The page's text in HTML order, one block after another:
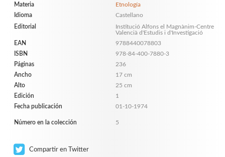
Materia
Etnología
Idioma
Castellano
Editorial
Institució Alfons el Magnànim-Centre
Valencià d'Estudis i d'Investigació
EAN
9788440078803
ISBN
978-84-400-7880-3
Páginas
236
Ancho
17 cm
Alto
25 cm
Edición
1
Fecha publicación
01-10-1974
Número en la colección 5
Compartir en Twitter